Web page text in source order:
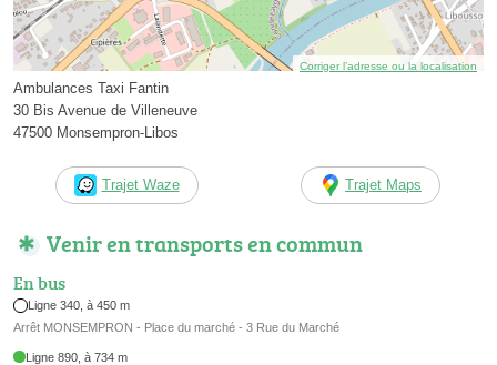
Corriger l’adresse ou la localisation
Ambulances Taxi Fantin
30 Bis Avenue de Villeneuve
47500 Monsempron-Libos
Trajet Waze Trajet Maps
Venir en transports en commun
En bus
Ligne 340, à 450 m
Arrêt MONSEMPRON - Place du marché - 3 Rue du Marché
Ligne 890, à 734 m